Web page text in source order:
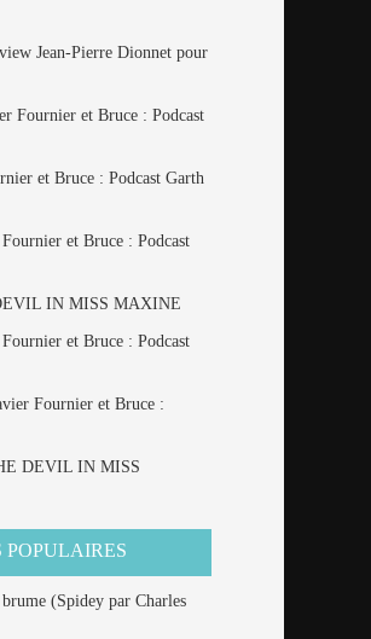
Jean-Pierre Dionnet pour
Fournier et Bruce : Podcast
et Bruce : Podcast Garth
et Bruce : Podcast
IN MISS MAXINE
et Bruce : Podcast
Fournier et Bruce :
DEVIL IN MISS
POPULAIRES
(Spidey par Charles